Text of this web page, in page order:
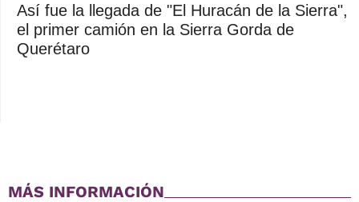
Así fue la llegada de "El Huracán de la Sierra",
el primer camión en la Sierra Gorda de
Querétaro
MÁS INFORMACIÓN